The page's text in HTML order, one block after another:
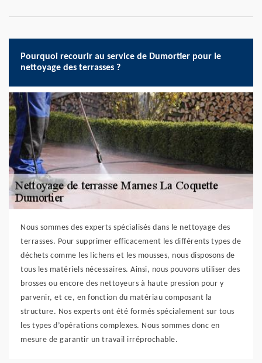
Pourquoi recourir au service de Dumortier pour le
nettoyage des terrasses ?
Nous sommes des experts spécialisés dans le nettoyage des
terrasses. Pour supprimer efficacement les différents types de
déchets comme les lichens et les mousses, nous disposons de
tous les matériels nécessaires. Ainsi, nous pouvons utiliser des
brosses ou encore des nettoyeurs à haute pression pour y
parvenir, et ce, en fonction du matériau composant la
structure. Nos experts ont été formés spécialement sur tous
les types d’opérations complexes. Nous sommes donc en
mesure de garantir un travail irréprochable.